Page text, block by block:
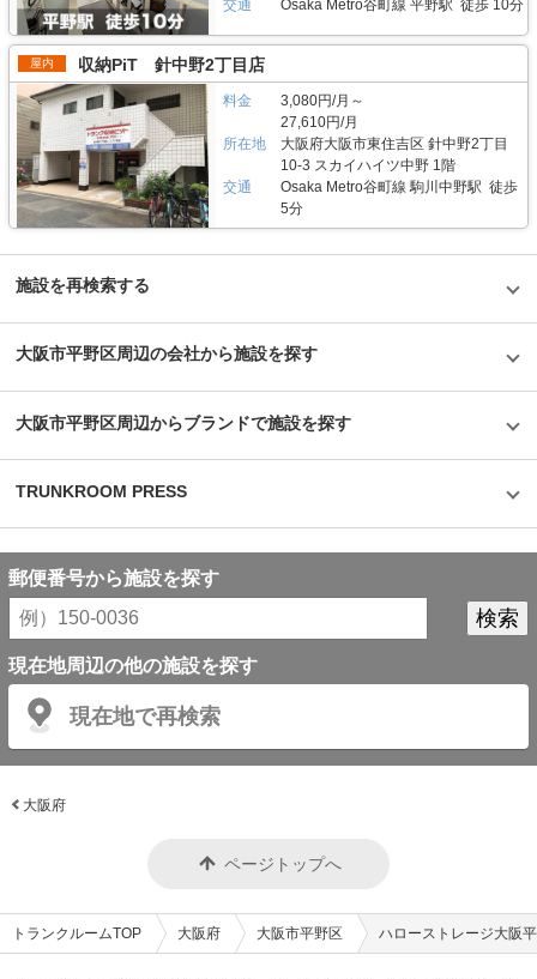
は、風雨による汚れや浸食防止に強いBOXシェローを採用しており、東証
マザーズ上場企業が運営しているバイク専用のスペースなので、安心して利
用できると思った。
ウス24東中野店では、スマートキーや専用アプリによる鍵の解錠施錠にも
対応。警備会社と契約をしているため、万が一のことがあっても対応できる
ことはもちろん、小さなトラブルでも問い合わせれば、自社の物件管理部隊
がすぐに駆けつける体制も整備しています。 費用や契約について教えてく
ださい。 簡単手続き。スマートキーを採用したことで、その場で専用アプ
リを使って施設のエントランスキーを解錠でき、スタッフの立会いがなくて
もスムーズに内覧できます。また、Webやスマホのみでも契約申し込みが
できるので、最短即日利用も可能です。不明点があれば、お気軽にお問い合
わせください。 編集後記 誰もが知っているキャラクター「キティちゃん」
がビル正面に大きく貼られているトランクハウス24。インパクトがありな
がらも、街の景色に馴染んでいる親しみやすい印象を受けた。2018年から
開始した新しいトランクルームのサービスだが、そのはじめたきっかけをお
国内トップシェアを誇る企業だが、郊外にあることも多く、車を利用して自
いたいときに使える場所にあるという利点があり、女性が使いずらいという
イメージも安心のセキュリティやクリーンで清潔な部屋といった機能面でも
カバーしている。一度使ってみるとその便利さが気に入り、長く継続して使
交通
Osaka Metro谷町線 平野駅 徒歩 10分
屋内 収納PiT 針中野2丁目店
料金
3,080円/月～
27,610円/月
所在地
大阪府大阪市東住吉区 針中野2丁目
10-3 スカイハイツ中野 1階
交通
Osaka Metro谷町線 駒川中野駅 徒歩
5分
施設を再検索する
大阪市平野区周辺の会社から施設を探す
大阪市平野区周辺からブランドで施設を探す
TRUNKROOM PRESS
郵便番号から施設を探す
現在地周辺の他の施設を探す
現在地で再検索
大阪府
ページトップへ
トランクルームTOP 大阪府 大阪市平野区 ハローストレージ大阪